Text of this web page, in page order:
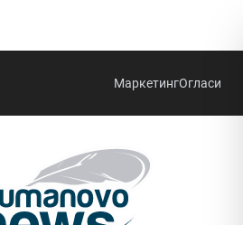
МаркетингОгласи